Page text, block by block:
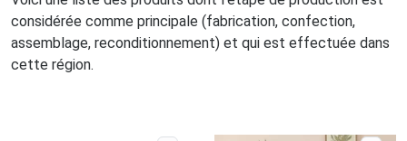
considérée comme principale (fabrication, confection,
assemblage, reconditionnement) et qui est effectuée dans
cette région.